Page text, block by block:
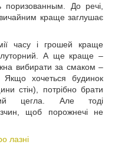
поризованным. До речі,
краще заглушає
часу і грошей краще
А ще краще –
вибирати за смаком –
Якщо хочеться будинок
стін), потрібно брати
цегла. Але тоді
щоб порожнечі не
лазні